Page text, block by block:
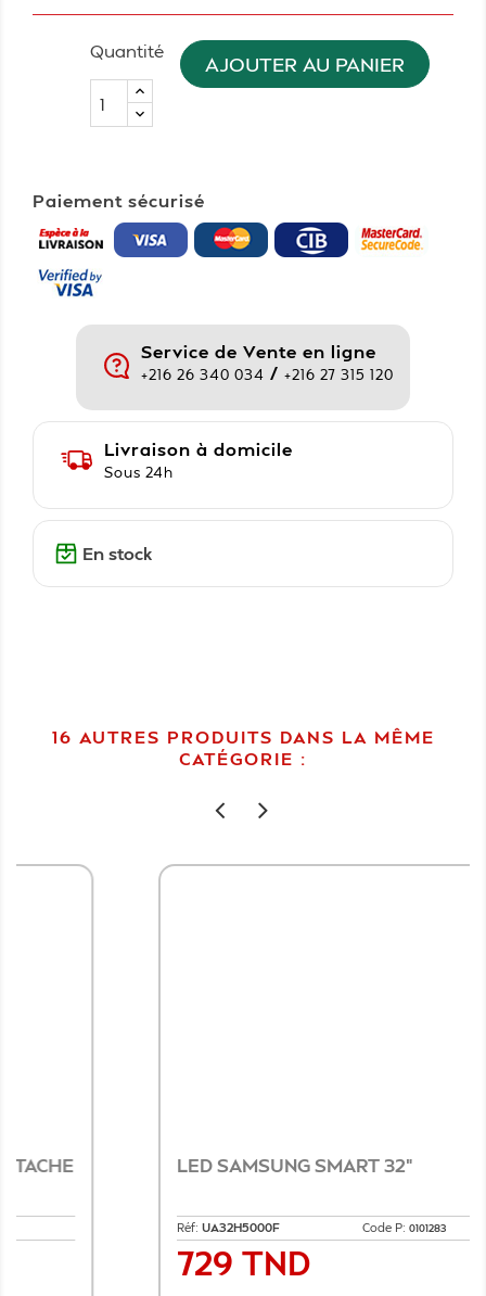
Quantité
AJOUTER AU PANIER
Paiement sécurisé
Service de Vente en ligne
+216 26 340 034 / +216 27 315 120
Livraison à domicile
Sous 24h
En stock
16 AUTRES PRODUITS DANS LA MÊME
CATÉGORIE :
LED SAMSUNG SMART 32"
UA32H5000F Code P:
729 TND